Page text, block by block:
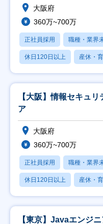
大阪府
360万~700万
正社員採用 職種・業界
休日120日以上 産休・
【大阪】情報セキュ
ア
大阪府
360万~700万
正社員採用 職種・業界
休日120日以上 産休・
【東京】Javaエンジ